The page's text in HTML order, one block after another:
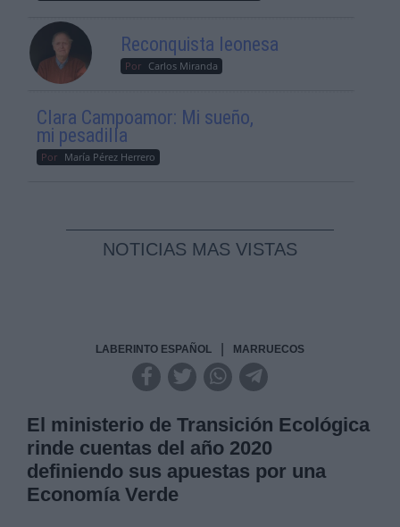
Reconquista leonesa
Por Carlos Miranda
Clara Campoamor: Mi sueño,
mi pesadilla
Por María Pérez Herrero
NOTICIAS MAS VISTAS
LABERINTO ESPAÑOL MARRUECOS
El ministerio de Transición Ecológica
rinde cuentas del año 2020
definiendo sus apuestas por una
Economía Verde